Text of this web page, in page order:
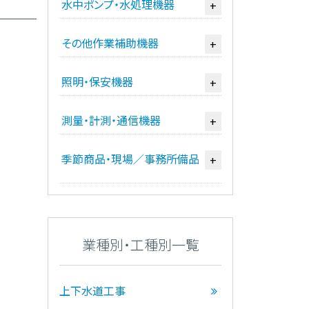
水中ポンプ・水処理機器 +
その他作業補助機器 +
照明・保安機器 +
測量・計測・通信機器 +
季節商品・現場／事務所備品 +
業種別・工種別一覧
上下水道工事